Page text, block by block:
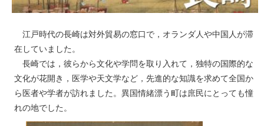
江戸時代の長崎は対外貿易の窓口で，オランダ人や中国人が滞
在していました。
長崎では，彼らから文化や学問を取り入れて，独特の国際的な
文化が花開き，医学や天文学など，先進的な知識を求めて全国か
ら医者や学者が訪れました。異国情緒漂う町は庶民にとっても憧
れの地でした。